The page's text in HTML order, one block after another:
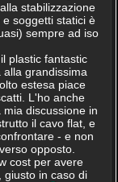
stabilizzazione
soggetti statici è
sempre ad iso
plastic fantastic
grandissima
estesa piace
L'ho anche
discussione in
il cavo flat, e
- e non
opposto.
cost per avere
giusto in caso di